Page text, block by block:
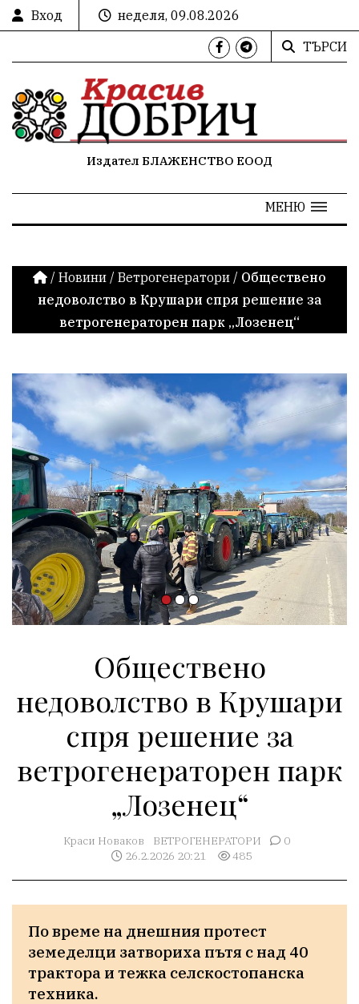
Вход
неделя, 09.08.2026
ТЪРСИ
Издател БЛАЖЕНСТВО ЕООД
МЕНЮ
/ Новини / Ветрогенератори / Обществено
недоволство в Крушари спря решение за
ветрогенераторен парк „Лозенец“
Обществено
недоволство в Крушари
спря решение за
ветрогенераторен парк
„Лозенец“
Краси Новаков ВЕТРОГЕНЕРАТОРИ
0
26.2.2026 20:21
485
По време на днешния протест
земеделци затвориха пътя с над 40
трактора и тежка селскостопанска
техника.